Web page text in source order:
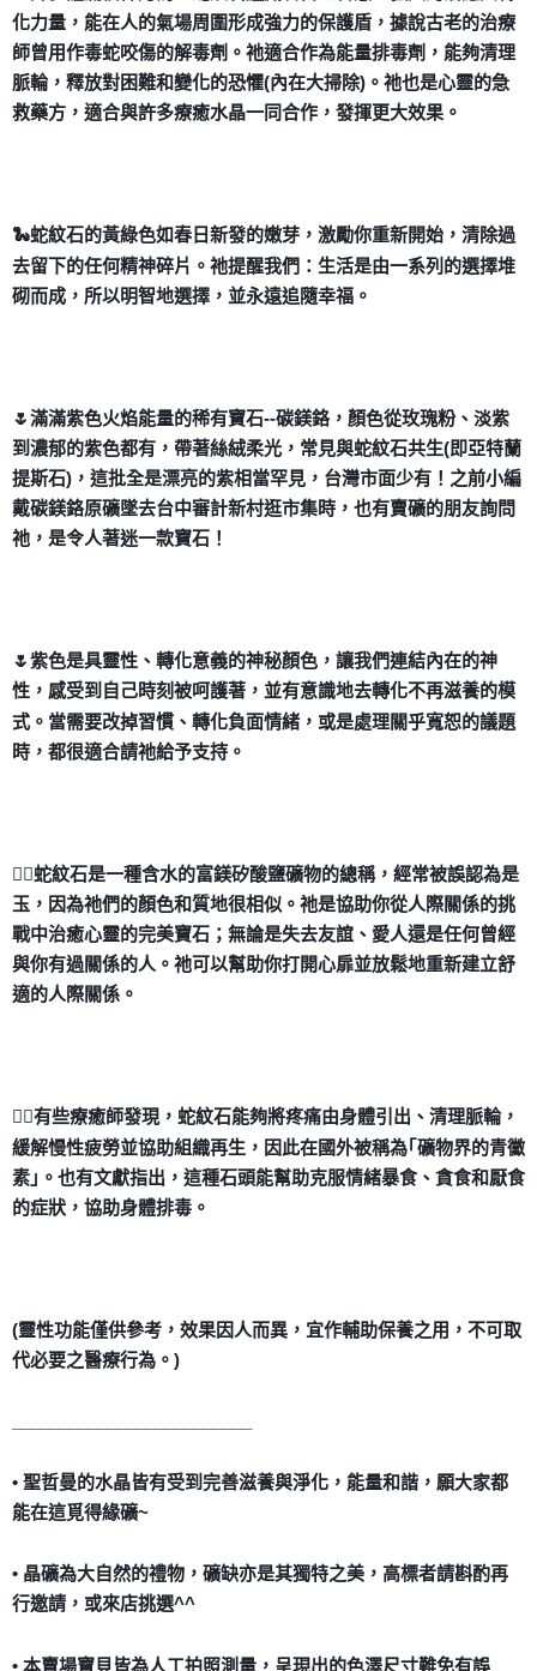
化力量，能在人的氣場周圍形成強力的保護盾，據說古老的治療
師曾用作毒蛇咬傷的解毒劑。祂適合作為能量排毒劑，能夠清理
脈輪，釋放對困難和變化的恐懼(內在大掃除)。祂也是心靈的急
救藥方，適合與許多療癒水晶一同合作，發揮更大效果。
🐍蛇紋石的黃綠色如春日新發的嫩芽，激勵你重新開始，清除過
去留下的任何精神碎片。祂提醒我們：生活是由一系列的選擇堆
砌而成，所以明智地選擇，並永遠追隨幸福。
🌷滿滿紫色火焰能量的稀有寶石--碳鎂鉻，顏色從玫瑰粉、淡紫
到濃郁的紫色都有，帶著絲絨柔光，常見與蛇紋石共生(即亞特蘭
提斯石)，這批全是漂亮的紫相當罕見，台灣市面少有！之前小編
戴碳鎂鉻原礦墜去台中審計新村逛市集時，也有賣礦的朋友詢問
祂，是令人著迷一款寶石！
🌷紫色是具靈性、轉化意義的神秘顏色，讓我們連結內在的神
性，感受到自己時刻被呵護著，並有意識地去轉化不再滋養的模
式。當需要改掉習慣、轉化負面情緒，或是處理關乎寬恕的議題
時，都很適合請祂給予支持。
🧞‍♀️蛇紋石是一種含水的富鎂矽酸鹽礦物的總稱，經常被誤認為是
玉，因為祂們的顏色和質地很相似。祂是協助你從人際關係的挑
戰中治癒心靈的完美寶石；無論是失去友誼、愛人還是任何曾經
與你有過關係的人。祂可以幫助你打開心扉並放鬆地重新建立舒
適的人際關係。
🧞‍♀️有些療癒師發現，蛇紋石能夠將疼痛由身體引出、清理脈輪，
緩解慢性疲勞並協助組織再生，因此在國外被稱為｢礦物界的青黴
素｣。也有文獻指出，這種石頭能幫助克服情緒暴食、貪食和厭食
的症狀，協助身體排毒。
(靈性功能僅供參考，效果因人而異，宜作輔助保養之用，不可取
代必要之醫療行為。)
• 聖哲曼的水晶皆有受到完善滋養與淨化，能量和諧，願大家都
能在這覓得緣礦~
• 晶礦為大自然的禮物，礦缺亦是其獨特之美，高標者請斟酌再
行邀請，或來店挑選^^
• 本賣場寶貝皆為人工拍照測量，呈現出的色澤尺寸難免有誤